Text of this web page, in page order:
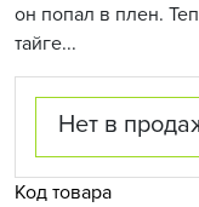
он попал в плен.
тайге...
Нет в
Код товара